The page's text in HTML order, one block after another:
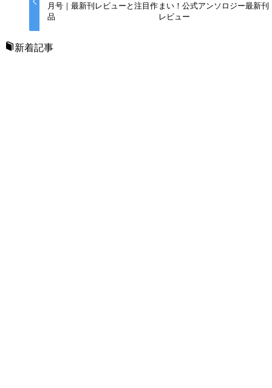
月号｜最新刊レビューと注目作
品
まい！公式アンソロジー最新刊
レビュー
新着記事